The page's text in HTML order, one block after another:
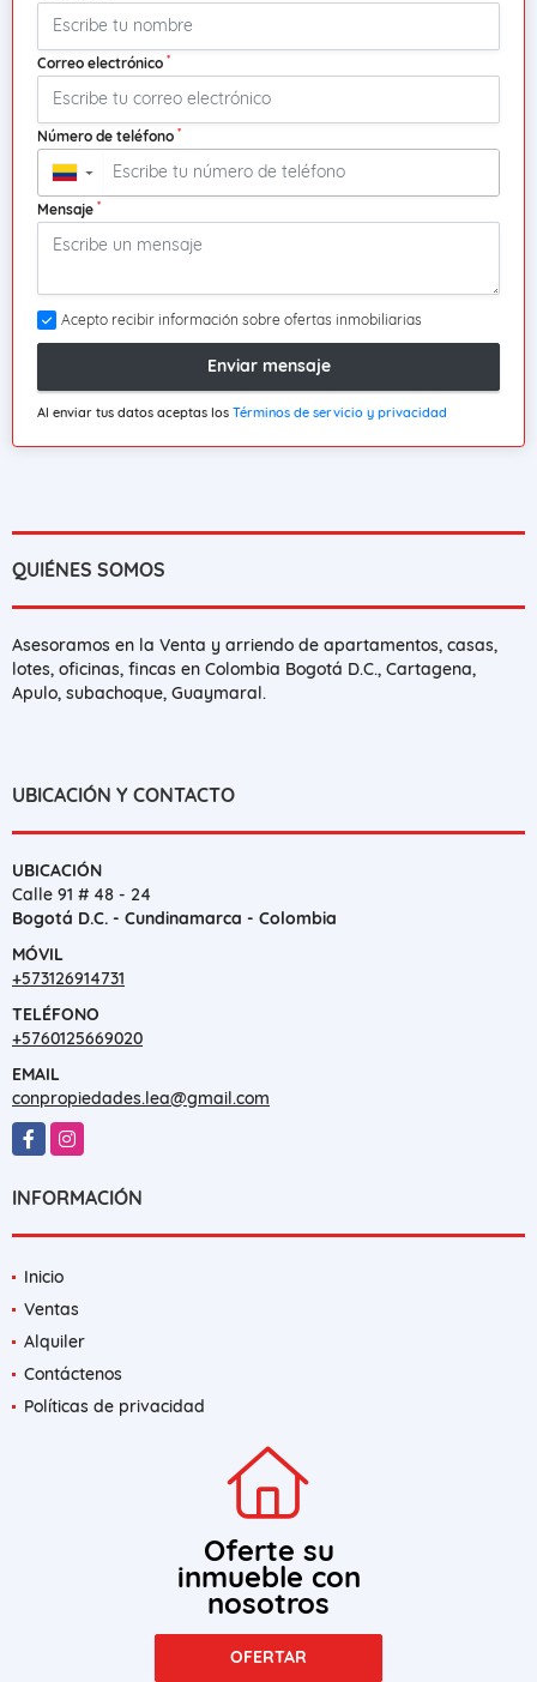
Correo electrónico *
Número de teléfono *
▼
Mensaje *
Acepto recibir información sobre ofertas inmobiliarias
Enviar mensaje
Al enviar tus datos aceptas los Términos de servicio y privacidad
QUIÉNES SOMOS
Asesoramos en la Venta y arriendo de apartamentos, casas,
lotes, oficinas, fincas en Colombia Bogotá D.C., Cartagena,
Apulo, subachoque, Guaymaral.
UBICACIÓN Y CONTACTO
UBICACIÓN
Calle 91 # 48 - 24
Bogotá D.C. - Cundinamarca - Colombia
MÓVIL
+573126914731
TELÉFONO
+5760125669020
EMAIL
conpropiedades.lea@gmail.com
FacebookInstagram
INFORMACIÓN
Inicio
Ventas
Alquiler
Contáctenos
Políticas de privacidad
Oferte su
inmueble con
nosotros
OFERTAR